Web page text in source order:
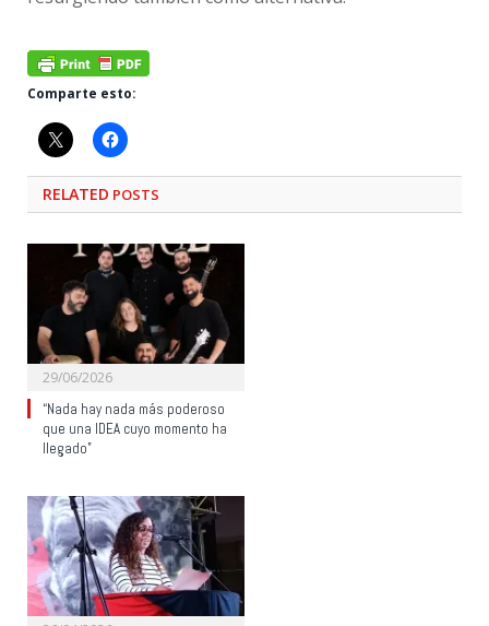
Comparte esto:
RELATED POSTS
29/06/2026
“Nada hay nada más poderoso
que una IDEA cuyo momento ha
llegado”